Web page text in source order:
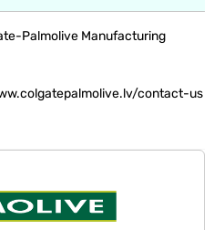
Palmolive Manufacturing
contact-us